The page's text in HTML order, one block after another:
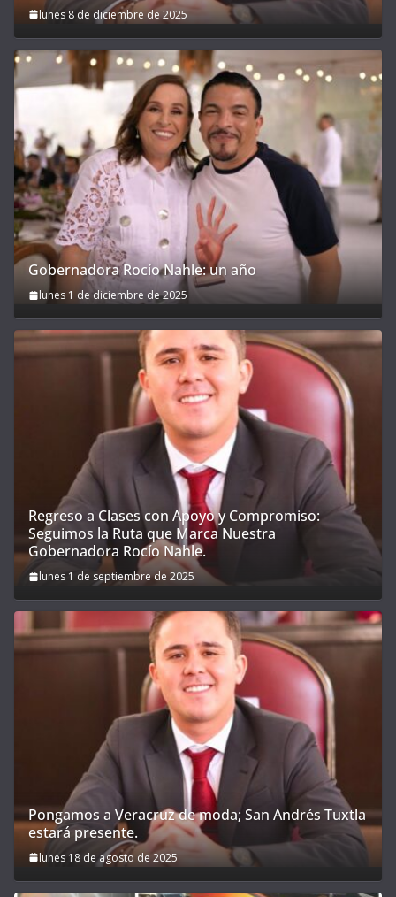
lunes 8 de diciembre de 2025
Gobernadora Rocío Nahle: un año
lunes 1 de diciembre de 2025
Regreso a Clases con Apoyo y Compromiso:
Seguimos la Ruta que Marca Nuestra
Gobernadora Rocío Nahle.
lunes 1 de septiembre de 2025
Pongamos a Veracruz de moda; San Andrés Tuxtla
estará presente.
lunes 18 de agosto de 2025